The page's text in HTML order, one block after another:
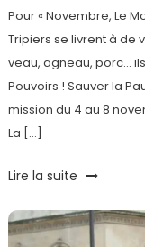
Pour « Novembre, Le
Tripiers se livrent à de
veau, agneau, porc…
Pouvoirs ! Sauver la
mission du 4 au 8
La […]
Tagged
Truck,
Gastronomie
Lire la suite